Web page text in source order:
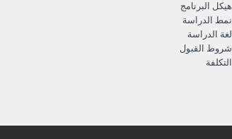
هيكل البرنامج
نمط الدراسة
لغة الدراسة
شروط القبول
التكلفة